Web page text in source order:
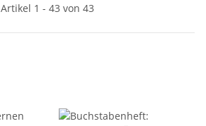
Artikel 1 - 43 von 43